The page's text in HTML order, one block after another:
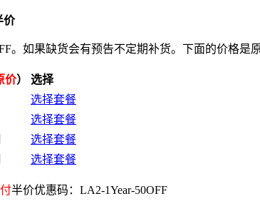
价
。如果缺货会有预告不定期补货。下面的价格是
价）
选择
选择套餐
选择套餐
选择套餐
选择套餐
半价优惠码： LA2-1Year-50OFF